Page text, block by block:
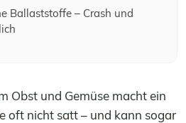
Ballaststoffe – Crash und
Obst und Gemüse macht ein
oft nicht satt – und kann sogar